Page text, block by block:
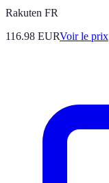
Rakuten FR
116.98 EURVoir le prix